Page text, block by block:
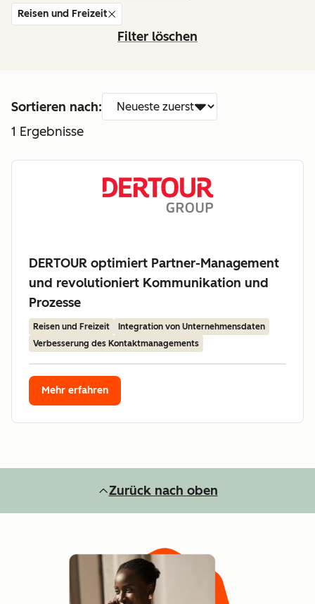
Reisen und Freizeit
Filter löschen
Sortieren nach:
1 Ergebnisse
DERTOUR optimiert Partner-Management
und revolutioniert Kommunikation und
Prozesse
Reisen und Freizeit
Integration von Unternehmensdaten
Verbesserung des Kontaktmanagements
Mehr erfahren
Zurück nach oben